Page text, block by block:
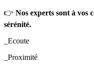
👉 Nos experts sont à vos
sérénité.
Ecoute
Proximité